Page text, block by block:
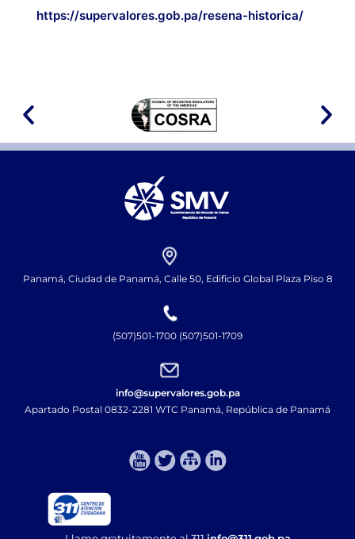
https://supervalores.gob.pa/resena-historica/
Panamá, Ciudad de Panamá, Calle 50, Edificio Global Plaza Piso 8
(507)501-1700 (507)501-1709
info@supervalores.gob.pa
Apartado Postal 0832-2281 WTC Panamá, República de Panamá​